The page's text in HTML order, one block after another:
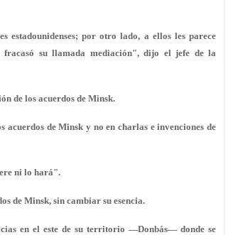
estadounidenses; por otro lado, a ellos les parece
fracasó su llamada mediación", dijo el jefe de la
de los acuerdos de Minsk.
de Minsk y no en charlas e invenciones de
ni lo hará".
de Minsk, sin cambiar su esencia.
en el este de su territorio —Donbás— donde se